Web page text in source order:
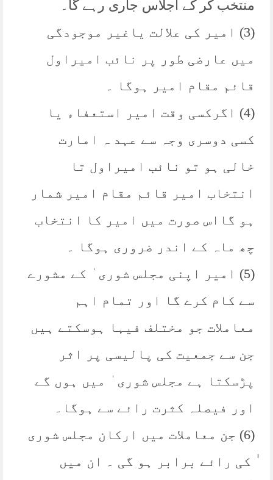
منتخب کر کے اجلاس جاری رہے گا۔
(3) امیر کی علالت یاغیر موجودگی
میں عارضی طور پر نائب امیراول
قائم مقام امیر ہوگا ۔
(4) اگرکسی وقت امیر استعفاء یا
کسی دوسری وجہ سے عہد ہ امارت
خالی ہو تو نائب امیراول تا
انتخاب امیر قائم مقام امیر شمار
ہو گااس صورت میں امیر کا انتخاب
چھ ماہ کے اندر ضروری ہوگا ۔
(5) امیر اپنی مجلس شوری ٰ کے مشورے
سے کام کرے گا اور تمام اہم
معاملات جو مختلف فیہا ہوسکتے ہیں
جن سے جمعیت کی پالیسی پر اثر
پڑسکتا ہے مجلس شوری ٰ میں ہوں گے
اور فیصلہ کثرت رائے سے ہوگا۔
(6) جن معاملات میں ارکان مجلس شوری
ٰ کی رائے برابر ہو گی ۔ ان میں